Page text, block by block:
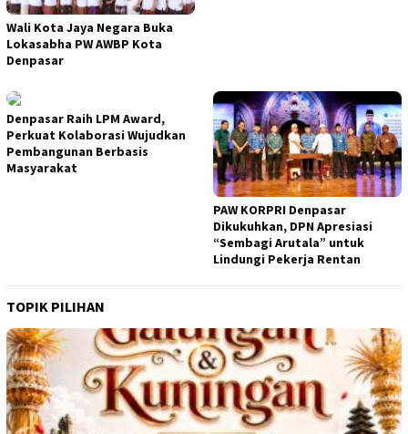
Wali Kota Jaya Negara Buka
Lokasabha PW AWBP Kota
Denpasar
Denpasar Raih LPM Award,
Perkuat Kolaborasi Wujudkan
Pembangunan Berbasis
Masyarakat
PAW KORPRI Denpasar
Dikukuhkan, DPN Apresiasi
“Sembagi Arutala” untuk
Lindungi Pekerja Rentan
TOPIK PILIHAN